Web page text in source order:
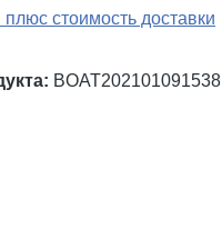
стоимость доставки
BOAT202101091538